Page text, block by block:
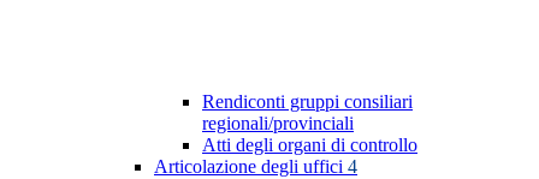
Rendiconti gruppi consiliari
regionali/provinciali
Atti degli organi di controllo
Articolazione degli uffici 4